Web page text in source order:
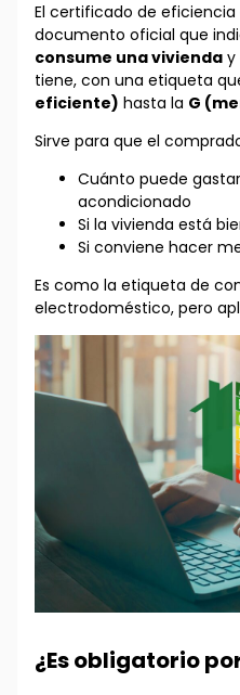
El certificado de
documento oficial que
consume una vivienda y
tiene, con una etiqueta
eficiente) hasta la G
Sirve para que el
Cuánto puede
acondicionado
Si la vivienda está
Si conviene hacer
Es como la etiqueta de
electrodoméstico, pero
¿Es obligatorio